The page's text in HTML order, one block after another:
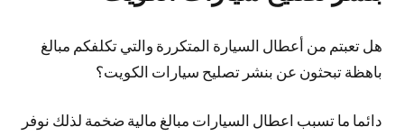
هل تعبتم من أعطال السيارة المتكررة والتي تكلفكم مبالغ
باهظة تبحثون عن بنشر تصليح سيارات الكويت؟
دائما ما تسبب اعطال السيارات مبالغ مالية ضخمة لذلك نوفر